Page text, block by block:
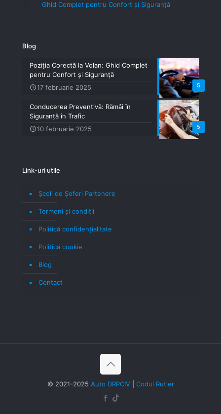
Ghid Complet pentru Confort și Siguranță
Blog
5
Poziția Corectă la Volan: Ghid Complet
pentru Confort și Siguranță
17 februarie 2025
5
Conducerea Preventivă: Rămâi în
Siguranță în Trafic
10 februarie 2025
Link-uri utile
Școli de Șoferi Partenere
Termeni şi condiţii
Politică confidenţialitate
Politică cookie
Blog
Contact
© 2021-2025 Auto DRPCIV| Codul Rutier